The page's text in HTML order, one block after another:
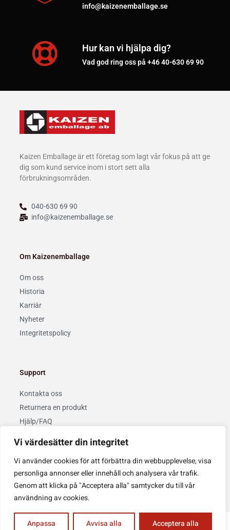
Vi värdesätter din integritet
Vi använder cookies för att förbättra din webbupplevelse, visa
personliga annonser eller innehåll och analysera vår trafik.
Genom att klicka på "Acceptera alla" samtycker du till vår
användning av cookies.
Anpassa Avvisa alla Acceptera alla
info@kaizenemballage.se
Hur kan vi hjälpa dig?
Vad god ring oss på +46 40-630 69 90
Kaizen Emballage är ett företag som lagt vår fokus på att ge
dig som kund service inom i stort sett alla
förbrukningsområden.
040-630 69 90
info@kaizenemballage.se
Om Kaizenemballage
Om oss
Historia
Karriär
Nyheter
Integritetspolicy
Support
Kontakta oss
Returnera en produkt
Hjälp/FAQ
Copyright © 2022 Kaizenemballage AB. Design & drift avTopweb.